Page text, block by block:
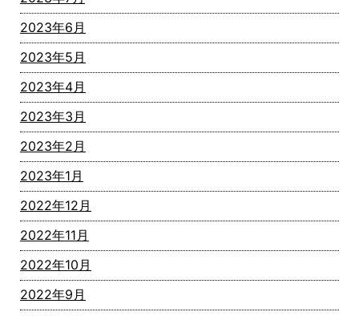
2023年6月
2023年5月
2023年4月
2023年3月
2023年2月
2023年1月
2022年12月
2022年11月
2022年10月
2022年9月